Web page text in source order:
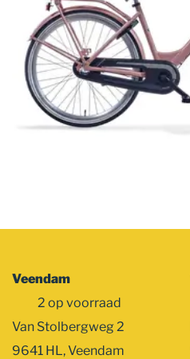
Veendam
2 op voorraad
Van Stolbergweg 2
9641 HL, Veendam